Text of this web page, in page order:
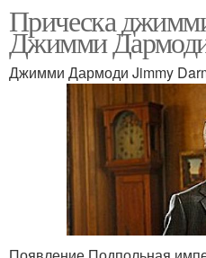
Прическа
Джимми
Джимми Дармоди Jimmy